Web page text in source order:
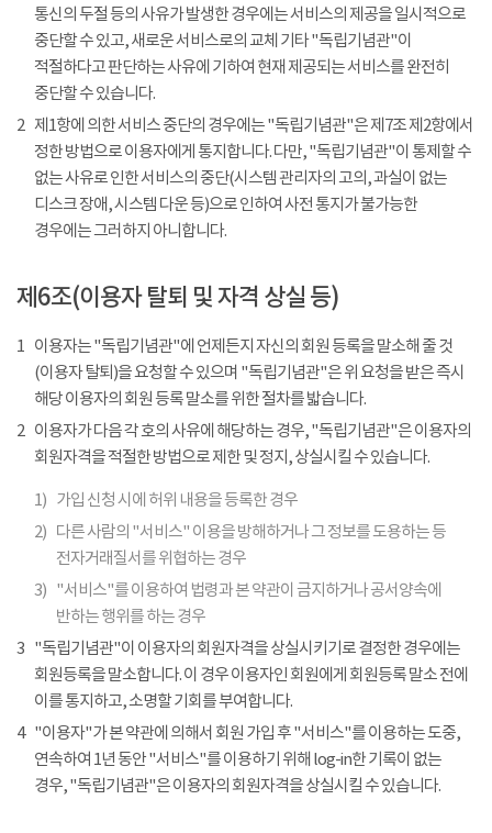
통신의 두절 등의 사유가 발생한 경우에는 서비스의 제공을 일시적으로
중단할 수 있고, 새로운 서비스로의 교체 기타 "독립기념관"이
적절하다고 판단하는 사유에 기하여 현재 제공되는 서비스를 완전히
중단할 수 있습니다.
2 제1항에 의한 서비스 중단의 경우에는 "독립기념관"은 제7조 제2항에서
정한 방법으로 이용자에게 통지합니다. 다만, "독립기념관"이 통제할 수
없는 사유로 인한 서비스의 중단(시스템 관리자의 고의, 과실이 없는
디스크 장애, 시스템 다운 등)으로 인하여 사전 통지가 불가능한
경우에는 그러하지 아니합니다.
제6조(이용자 탈퇴 및 자격 상실 등)
1 이용자는 "독립기념관"에 언제든지 자신의 회원 등록을 말소해 줄 것
(이용자 탈퇴)을 요청할 수 있으며 "독립기념관"은 위 요청을 받은 즉시
해당 이용자의 회원 등록 말소를 위한 절차를 밟습니다.
2 이용자가 다음 각 호의 사유에 해당하는 경우, "독립기념관"은 이용자의
회원자격을 적절한 방법으로 제한 및 정지, 상실시킬 수 있습니다.
1) 가입 신청 시에 허위 내용을 등록한 경우
2) 다른 사람의 "서비스" 이용을 방해하거나 그 정보를 도용하는 등
전자거래질서를 위협하는 경우
3) "서비스"를 이용하여 법령과 본 약관이 금지하거나 공서양속에
반하는 행위를 하는 경우
3 "독립기념관"이 이용자의 회원자격을 상실시키기로 결정한 경우에는
회원등록을 말소합니다. 이 경우 이용자인 회원에게 회원등록 말소 전에
이를 통지하고, 소명할 기회를 부여합니다.
4
"이용자"가 본 약관에 의해서 회원 가입 후 "서비스"를 이용하는 도중,
연속하여 1년 동안 "서비스"를 이용하기 위해 log-in한 기록이 없는
경우, "독립기념관"은 이용자의 회원자격을 상실시킬 수 있습니다.